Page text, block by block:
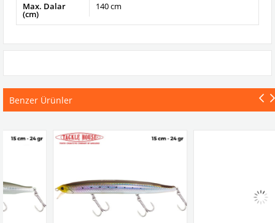
Max. Dalar
(cm)
140 cm
Benzer Ürünler